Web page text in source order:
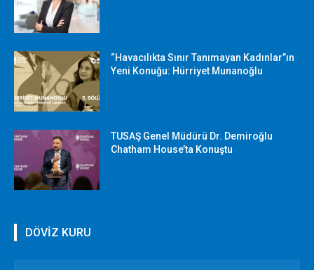
“Havacılıkta Sınır Tanımayan Kadınlar”ın
Yeni Konuğu: Hürriyet Munanoğlu
TUSAŞ Genel Müdürü Dr. Demiroğlu
Chatham House’ta Konuştu
DÖVİZ KURU